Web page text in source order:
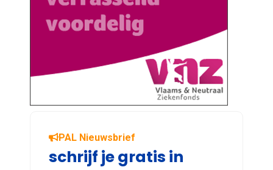
PAL Nieuwsbrief
schrijf je gratis in